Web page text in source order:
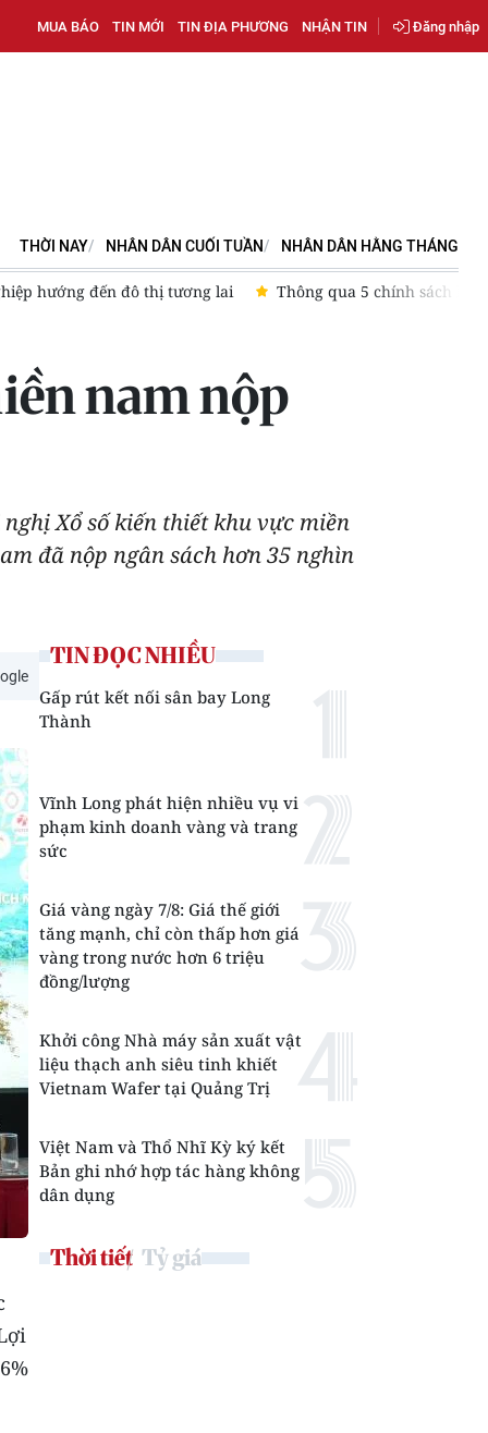
MUA BÁO TIN MỚI TIN ĐỊA PHƯƠNG NHẬN TIN Đăng nhập
THỜI NAY NHÂN DÂN CUỐI TUẦN NHÂN DÂN HẰNG THÁNG
hàng hóa phái sinh Thuế Thành phố Hồ Chí Minh ra mắt
nam nộp
Xổ số kiến thiết khu vực miền
đã nộp ngân sách hơn 35 nghìn
TIN ĐỌC NHIỀU
Gấp rút kết nối sân bay Long
Thành
Vĩnh Long phát hiện nhiều vụ vi
phạm kinh doanh vàng và trang
sức
Giá vàng ngày 7/8: Giá thế giới
tăng mạnh, chỉ còn thấp hơn giá
vàng trong nước hơn 6 triệu
đồng/lượng
Khởi công Nhà máy sản xuất vật
liệu thạch anh siêu tinh khiết
Vietnam Wafer tại Quảng Trị
Việt Nam và Thổ Nhĩ Kỳ ký kết
Bản ghi nhớ hợp tác hàng không
dân dụng
Thời tiết Tỷ giá